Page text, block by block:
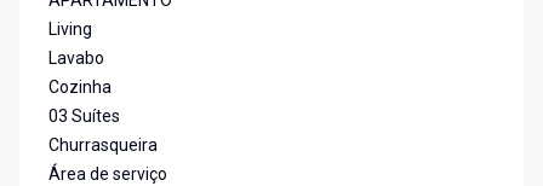
Living
Lavabo
Cozinha
03 Suítes
Churrasqueira
Área de serviço